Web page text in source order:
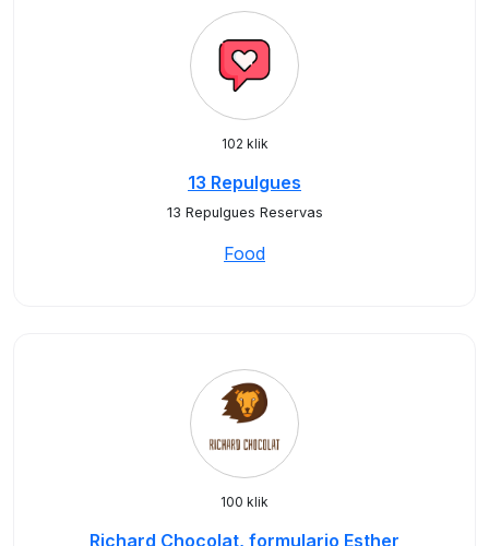
102 klik
13 Repulgues
13 Repulgues Reservas
Food
100 klik
Richard Chocolat, formulario Esther